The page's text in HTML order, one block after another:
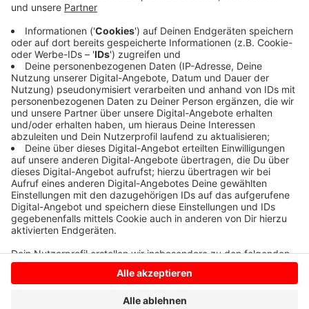
Die Jugendliche ist seit dem 8. Dezember aus Datteln
verschwunden. Ein Foto und weitere Infos finden Sie
HIER. Wer die Vermisste gesehen hat oder Hinweise
zu ihrem Aufenthaltsort geben kann, wird gebeten,
sich bei der Polizei unter der Tel. 0800 2361 111 zu
melden.
Anzeige
Anzeige